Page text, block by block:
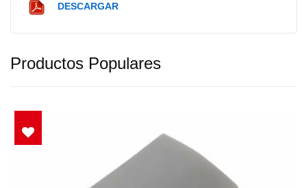
DESCARGAR
Productos Populares